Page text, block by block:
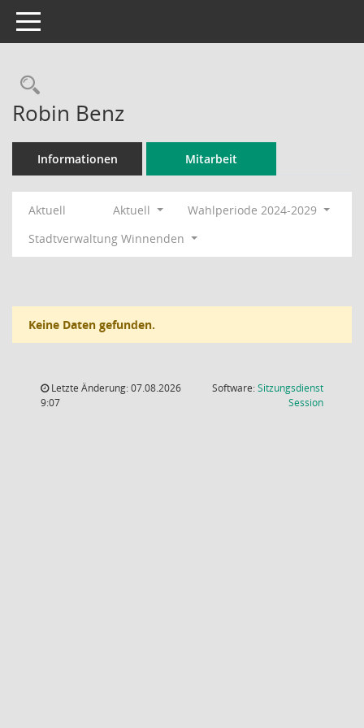
Toggle navigation
Rechercheauswahl
Robin Benz
Informationen Mitarbeit
Aktuell Aktuell
Wahlperiode 2024-2029
Stadtverwaltung Winnenden
Keine Daten gefunden.
Letzte Änderung: 07.08.2026
9:07
Software:Sitzungsdienst
Session(Wird in